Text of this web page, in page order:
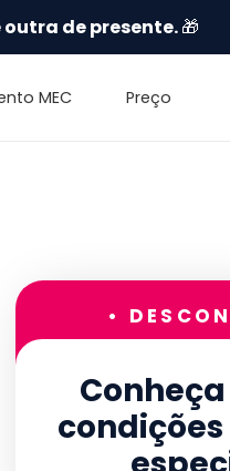
de presente.🎁
MEC Preço
•